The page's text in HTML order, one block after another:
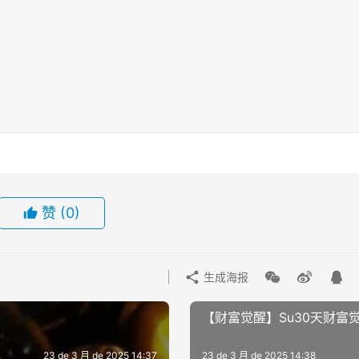
赞 (0)
生成海报
23 de 3 月 de 2025 14:37
【财富觉醒】Su30天财富
23 de 3 月 de 2025 14:38